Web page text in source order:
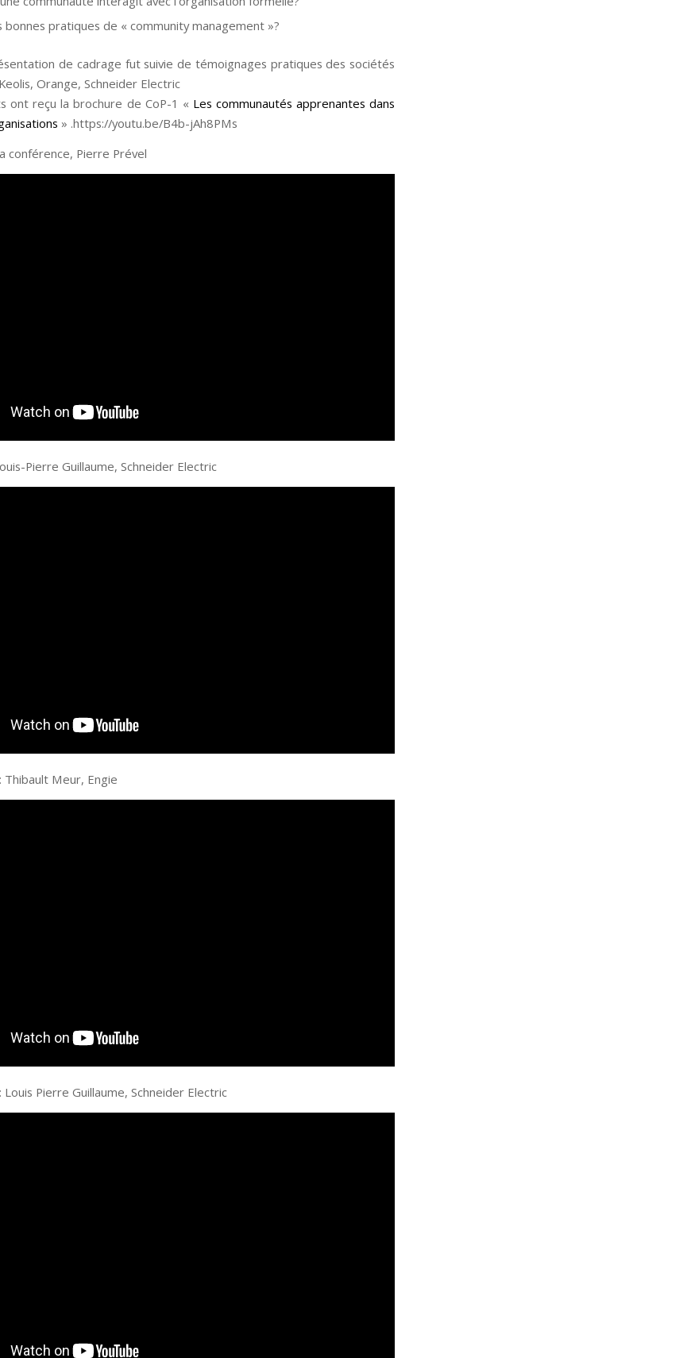
bonnes pratiques de « community management »?
de cadrage fut suivie de témoignages pratiques des sociétés
Orange, Schneider Electric
ont reçu la brochure de CoP-1 « Les communautés apprenantes dans
» .https://youtu.be/B4b-jAh8PMs
conférence, Pierre Prével
Pierre Guillaume, Schneider Electric
Thibault Meur, Engie
Louis Pierre Guillaume, Schneider Electric